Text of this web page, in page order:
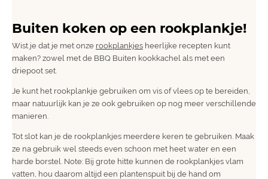
Buiten koken op een rookplankje!
Wist je dat je met onze rookplankjes heerlijke recepten kunt
maken? zowel met de BBQ Buiten kookkachel als met een
driepoot set.
Je kunt het rookplankje gebruiken om vis of vlees op te bereiden,
maar natuurlijk kan je ze ook gebruiken op nog meer verschillende
manieren.
Tot slot kan je de rookplankjes meerdere keren te gebruiken. Maak
ze na gebruik wel steeds even schoon met heet water en een
harde borstel. Note: Bij grote hitte kunnen de rookplankjes vlam
vatten, hou daarom altijd een plantenspuit bij de hand om